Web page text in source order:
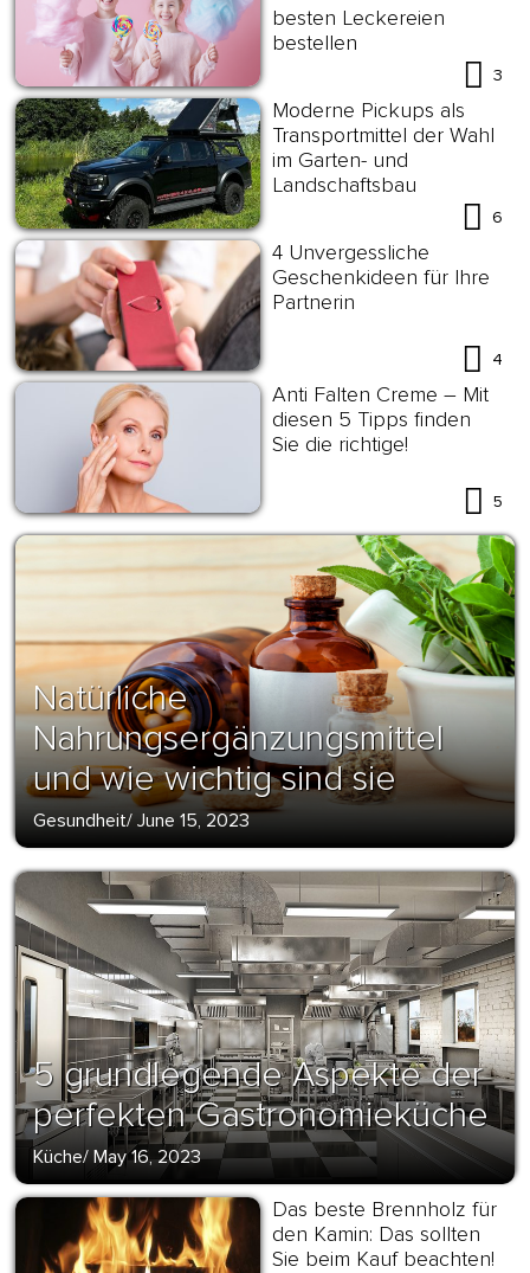
besten Leckereien
bestellen
3
Moderne Pickups als
Transportmittel der Wahl
im Garten- und
Landschaftsbau
6
4 Unvergessliche
Geschenkideen für Ihre
Partnerin
4
Anti Falten Creme – Mit
diesen 5 Tipps finden
Sie die richtige!
5
Natürliche
Nahrungsergänzungsmittel
und wie wichtig sind sie
Gesundheit/ June 15, 2023
5 grundlegende Aspekte der
perfekten Gastronomieküche
Küche/ May 16, 2023
Das beste Brennholz für
den Kamin: Das sollten
Sie beim Kauf beachten!